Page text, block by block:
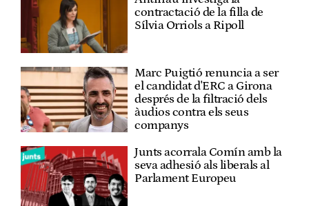
contractació de la filla de
Sílvia Orriols a Ripoll
Marc Puigtió renuncia a ser
el candidat d'ERC a Girona
després de la filtració dels
àudios contra els seus
companys
Junts acorrala Comín amb la
seva adhesió als liberals al
Parlament Europeu